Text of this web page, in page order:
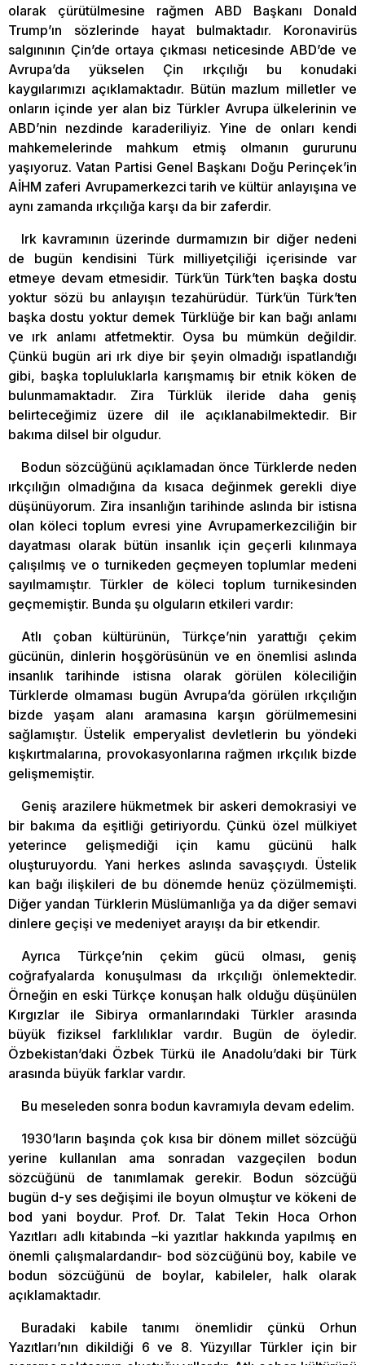
olarak çürütülmesine rağmen ABD Başkanı Donald
Trump’ın sözlerinde hayat bulmaktadır. Koronavirüs
salgınının Çin’de ortaya çıkması neticesinde ABD’de ve
Avrupa’da yükselen Çin ırkçılığı bu konudaki
kaygılarımızı açıklamaktadır. Bütün mazlum milletler ve
onların içinde yer alan biz Türkler Avrupa ülkelerinin ve
ABD’nin nezdinde karaderiliyiz. Yine de onları kendi
mahkemelerinde mahkum etmiş olmanın gururunu
yaşıyoruz. Vatan Partisi Genel Başkanı Doğu Perinçek’in
AİHM zaferi Avrupamerkezci tarih ve kültür anlayışına ve
aynı zamanda ırkçılığa karşı da bir zaferdir.
Irk kavramının üzerinde durmamızın bir diğer nedeni
de bugün kendisini Türk milliyetçiliği içerisinde var
etmeye devam etmesidir. Türk’ün Türk’ten başka dostu
yoktur sözü bu anlayışın tezahürüdür. Türk’ün Türk’ten
başka dostu yoktur demek Türklüğe bir kan bağı anlamı
ve ırk anlamı atfetmektir. Oysa bu mümkün değildir.
Çünkü bugün ari ırk diye bir şeyin olmadığı ispatlandığı
gibi, başka topluluklarla karışmamış bir etnik köken de
bulunmamaktadır. Zira Türklük ileride daha geniş
belirteceğimiz üzere dil ile açıklanabilmektedir. Bir
bakıma dilsel bir olgudur.
Bodun sözcüğünü açıklamadan önce Türklerde neden
ırkçılığın olmadığına da kısaca değinmek gerekli diye
düşünüyorum. Zira insanlığın tarihinde aslında bir istisna
olan köleci toplum evresi yine Avrupamerkezciliğin bir
dayatması olarak bütün insanlık için geçerli kılınmaya
çalışılmış ve o turnikeden geçmeyen toplumlar medeni
sayılmamıştır. Türkler de köleci toplum turnikesinden
geçmemiştir. Bunda şu olguların etkileri vardır:
Atlı çoban kültürünün, Türkçe’nin yarattığı çekim
gücünün, dinlerin hoşgörüsünün ve en önemlisi aslında
insanlık tarihinde istisna olarak görülen köleciliğin
Türklerde olmaması bugün Avrupa’da görülen ırkçılığın
bizde yaşam alanı aramasına karşın görülmemesini
sağlamıştır. Üstelik emperyalist devletlerin bu yöndeki
kışkırtmalarına, provokasyonlarına rağmen ırkçılık bizde
gelişmemiştir.
Geniş arazilere hükmetmek bir askeri demokrasiyi ve
bir bakıma da eşitliği getiriyordu. Çünkü özel mülkiyet
yeterince gelişmediği için kamu gücünü halk
oluşturuyordu. Yani herkes aslında savaşçıydı. Üstelik
kan bağı ilişkileri de bu dönemde henüz çözülmemişti.
Diğer yandan Türklerin Müslümanlığa ya da diğer semavi
dinlere geçişi ve medeniyet arayışı da bir etkendir.
Ayrıca Türkçe’nin çekim gücü olması, geniş
coğrafyalarda konuşulması da ırkçılığı önlemektedir.
Örneğin en eski Türkçe konuşan halk olduğu düşünülen
Kırgızlar ile Sibirya ormanlarındaki Türkler arasında
büyük fiziksel farklılıklar vardır. Bugün de öyledir.
Özbekistan’daki Özbek Türkü ile Anadolu’daki bir Türk
arasında büyük farklar vardır.
Bu meseleden sonra bodun kavramıyla devam edelim.
1930’ların başında çok kısa bir dönem millet sözcüğü
yerine kullanılan ama sonradan vazgeçilen bodun
sözcüğünü de tanımlamak gerekir. Bodun sözcüğü
bugün d-y ses değişimi ile boyun olmuştur ve kökeni de
bod yani boydur. Prof. Dr. Talat Tekin Hoca Orhon
Yazıtları adlı kitabında –ki yazıtlar hakkında yapılmış en
önemli çalışmalardandır- bod sözcüğünü boy, kabile ve
bodun sözcüğünü de boylar, kabileler, halk olarak
açıklamaktadır.
Buradaki kabile tanımı önemlidir çünkü Orhun
Yazıtları’nın dikildiği 6 ve 8. Yüzyıllar Türkler için bir